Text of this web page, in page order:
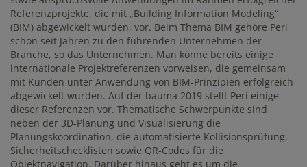
Referenzprojekte, die mit „Building Information Modeling“
(BIM) abgewickelt wurden, vor. Beim Thema BIM gehöre Peri
schon seit Jahren zu den führenden Unternehmen der
Branche, so das Unternehmen. Man könne bereits einige
internationale Projektreferenzen vorweisen, die gemeinsam
mit Kunden unter Anwendung von BIM-Prinzipien erfolgreich
abgewickelt wurden. Auf der bauma 2019 stellt Peri einige
dieser Referenzen vor. Thematische Schwerpunkte sind
neben der 3D-Planung und Visualisierung die
Planungskoordination, die automatisierte Kollisionsprüfung,
Sicherheitschecklisten sowie QR-Codes für die
Objektnavigation. Darüber hinaus geht es um die